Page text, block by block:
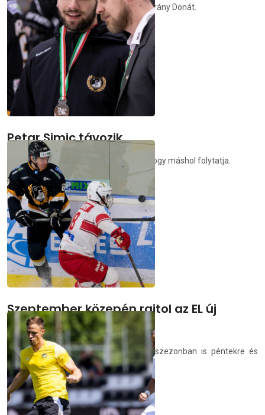
együttesében folytatja pályafutását Bárány Donát.
demedia.hu 2026.07.16.
Petar Simic távozik
A fiatal hokis egy év után döntött úgy, hogy máshol folytatja.
deac.hu 2026.07.15.
Szeptember közepén rajtol az EL új
szezonja
A játéknapok többsége a következő szezonban is péntekre és
vasárnapra esik majd.
deac.hu 2026.07.15.